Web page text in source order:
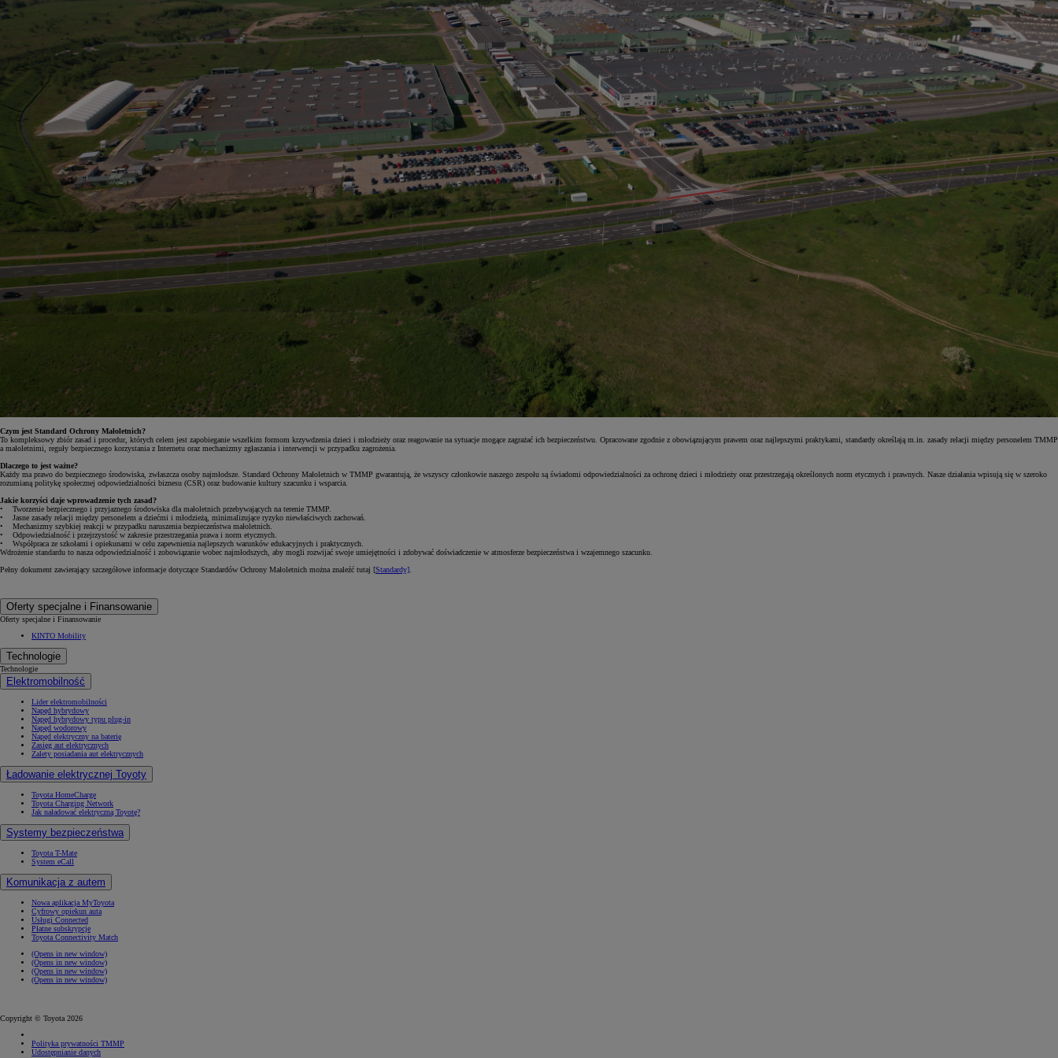
Czym jest Standard Ochrony Małoletnich?
To kompleksowy zbiór zasad i procedur, których celem jest zapobieganie wszelkim formom krzywdzenia dzieci i młodzieży oraz reagowanie na sytuacje mogące zagrażać ich bezpieczeństwu. Opracowane zgodnie z obowiązującym prawem oraz najlepszymi praktykami, standardy określają m.in. zasady relacji między personelem TMMP
a małoletnimi, reguły bezpiecznego korzystania z Internetu oraz mechanizmy zgłaszania i interwencji w przypadku zagrożenia.
Dlaczego to jest ważne?
Każdy ma prawo do bezpiecznego środowiska, zwłaszcza osoby najmłodsze. Standard Ochrony Małoletnich w TMMP gwarantują, że wszyscy członkowie naszego zespołu są świadomi odpowiedzialności za ochronę dzieci i młodzieży oraz przestrzegają określonych norm etycznych i prawnych. Nasze działania wpisują się w szeroko
rozumianą politykę społecznej odpowiedzialności biznesu (CSR) oraz budowanie kultury szacunku i wsparcia.
Jakie korzyści daje wprowadzenie tych zasad?
• Tworzenie bezpiecznego i przyjaznego środowiska dla małoletnich przebywających na terenie TMMP.
• Jasne zasady relacji między personelem a dziećmi i młodzieżą, minimalizujące ryzyko niewłaściwych zachowań.
• Mechanizmy szybkiej reakcji w przypadku naruszenia bezpieczeństwa małoletnich.
• Odpowiedzialność i przejrzystość w zakresie przestrzegania prawa i norm etycznych.
• Współpraca ze szkołami i opiekunami w celu zapewnienia najlepszych warunków edukacyjnych i praktycznych.
Wdrożenie standardu to nasza odpowiedzialność i zobowiązanie wobec najmłodszych, aby mogli rozwijać swoje umiejętności i zdobywać doświadczenie w atmosferze bezpieczeństwa i wzajemnego szacunku.
Pełny dokument zawierający szczegółowe informacje dotyczące Standardów Ochrony Małoletnich można znaleźć tutaj [Standardy]
Oferty specjalne i Finansowanie
Oferty specjalne i Finansowanie
KINTO Mobility
Technologie
Technologie
Elektromobilność
Lider elektromobilności
Napęd hybrydowy
Napęd hybrydowy typu plug-in
Napęd wodorowy
Napęd elektryczny na baterię
Zasięg aut elektrycznych
Zalety posiadania aut elektrycznych
Ładowanie elektrycznej Toyoty
Toyota HomeCharge
Toyota Charging Network
Jak naładować elektryczną Toyotę?
Systemy bezpieczeństwa
Toyota T-Mate
System eCall
Komunikacja z autem
Nowa aplikacja MyToyota
Cyfrowy opiekun auta
Usługi Connected
Płatne subskrypcje
Toyota Connectivity Match
(Opens in new window)
(Opens in new window)
(Opens in new window)
(Opens in new window)
Copyright © Toyota 2026
Polityka prywatności TMMP
Udostępnianie danych